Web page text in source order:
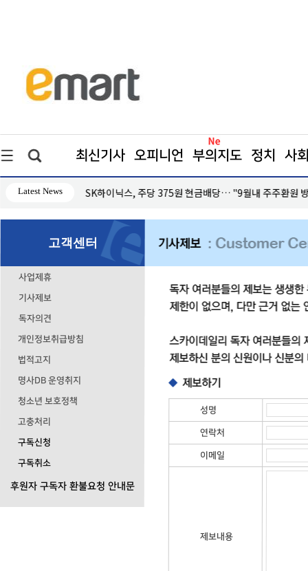
최신기사 오피니언 부의지도 정치 사
Latest News
'미온적' SK하이닉스, 주당 375원 현금배당… "9월내 주주환원
고객센터
사업제휴
기사제보
독자의견
개인정보취급방침
법적고지
명사DB 운영취지
청소년 보호정책
고충처리
구독신청
구독취소
후원자 구독자 환불요청 안내문
성명
연락처
이메일
제보내용